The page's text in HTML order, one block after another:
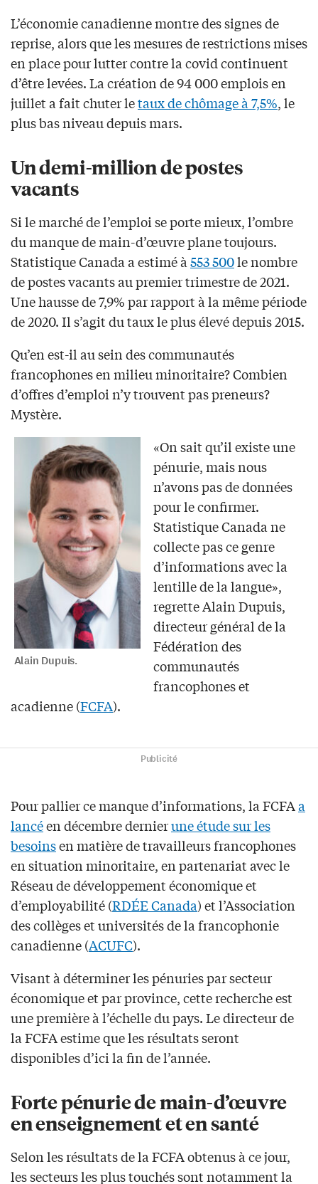
L’économie canadienne montre des signes de
reprise, alors que les mesures de restrictions mises
en place pour lutter contre la covid continuent
d’être levées. La création de 94 000 emplois en
juillet a fait chuter letaux de chômage à 7,5%, le
plus bas niveau depuis mars.
Un demi-million de postes
vacants
Si le marché de l’emploi se porte mieux, l’ombre
du manque de main-d’œuvre plane toujours.
Statistique Canada a estimé à 553 500le nombre
de postes vacants au premier trimestre de 2021.
Une hausse de 7,9% par rapport à la même période
de 2020. Il s’agit du taux le plus élevé depuis 2015.
Qu’en est-il au sein des communautés
francophones en milieu minoritaire? Combien
d’offres d’emploi n’y trouvent pas preneurs?
Mystère.
Alain Dupuis.
«On sait qu’il existe une
pénurie, mais nous
n’avons pas de données
pour le confirmer.
Statistique Canada ne
collecte pas ce genre
d’informations avec la
lentille de la langue»,
regrette Alain Dupuis,
directeur général de la
Fédération des
communautés
francophones et
acadienne (FCFA).
Publicité
Pour pallier ce manque d’informations, la FCFAa
lancéen décembre dernierune étude sur les
besoinsen matière de travailleurs francophones
en situation minoritaire, en partenariat avec le
Réseau de développement économique et
d’employabilité (RDÉE Canada) et l’Association
des collèges et universités de la francophonie
canadienne (ACUFC).
Visant à déterminer les pénuries par secteur
économique et par province, cette recherche est
une première à l’échelle du pays. Le directeur de
la FCFA estime que les résultats seront
disponibles d’ici la fin de l’année.
Forte pénurie de main-d’œuvre
en enseignement et en santé
Selon les résultats de la FCFA obtenus à ce jour,
les secteurs les plus touchés sont notamment la